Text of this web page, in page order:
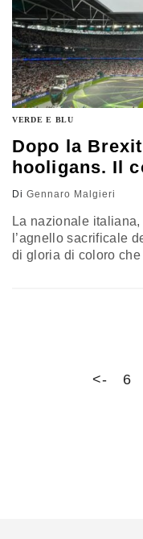
VERDE E BLU
Dopo la
hooligans. Il
Di Gennaro Malgieri
La nazionale
l’agnello sacrificale
di gloria di coloro
<- 6